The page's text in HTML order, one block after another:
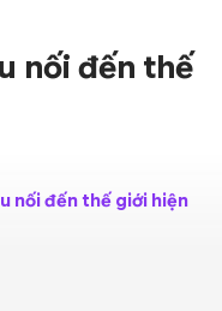
nối đến thế
nối đến thế giới hiện